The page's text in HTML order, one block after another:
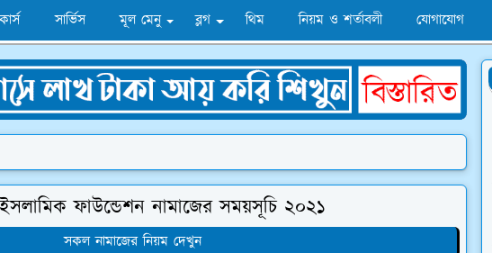
সার্ভিস মূল মেনু ব্লগ থিম নিয়ম ও শর্তাবলী যোগাযোগ
ফাউন্ডেশন নামাজের সময়সূচি ২০২১
সকল নামাজের নিয়ম দেখুন